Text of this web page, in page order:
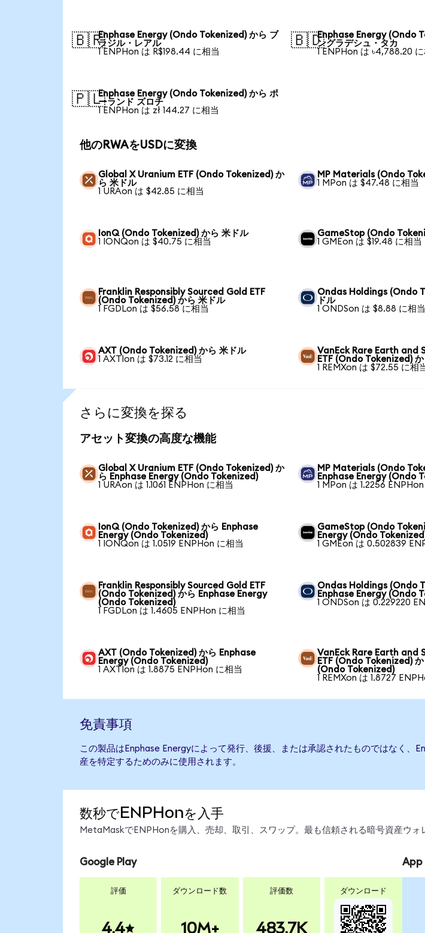
🇧🇷Enphase Energy (Ondo Tokenized) から ブ
ラジル・レアル
1 ENPHon は R$198.44 に相当
🇧🇩Enphase Energy (Ondo
ングラデシュ・タカ
1 ENPHon は ৳4,788.20 に
🇵🇱Enphase Energy (Ondo Tokenized) から ポ
ーランド ズロチ
1 ENPHon は zł 144.27 に相当
他のRWAをUSDに変換
Global X Uranium ETF (Ondo Tokenized) か
ら 米ドル
1 URAon は $42.85 に相当
MP Materials (Ondo
1 MPon は $47.48 に相当
IonQ (Ondo Tokenized) から 米ドル
1 IONQon は $40.75 に相当
GameStop (Ondo
1 GMEon は $19.48 に相当
Franklin Responsibly Sourced Gold ETF
(Ondo Tokenized) から 米ドル
1 FGDLon は $56.58 に相当
Ondas Holdings (Ondo
ドル
1 ONDSon は $8.88 に相当
AXT (Ondo Tokenized) から 米ドル
1 AXTIon は $73.12 に相当
VanEck Rare Earth and
ETF (Ondo Tokenized)
1 REMXon は $72.55 に相
さらに変換を探る
アセット変換の高度な機能
Global X Uranium ETF (Ondo Tokenized) か
ら Enphase Energy (Ondo Tokenized)
1 URAon は 1.1061 ENPHon に相当
MP Materials (Ondo
Enphase Energy (Ondo
1 MPon は 1.2256
IonQ (Ondo Tokenized) から Enphase
Energy (Ondo Tokenized)
1 IONQon は 1.0519 ENPHon に相当
GameStop (Ondo
Energy (Ondo
1 GMEon は 0.502839
Franklin Responsibly Sourced Gold ETF
(Ondo Tokenized) から Enphase Energy
(Ondo Tokenized)
1 FGDLon は 1.4605 ENPHon に相当
Ondas Holdings (Ondo
Enphase Energy (Ondo
1 ONDSon は 0.229220
AXT (Ondo Tokenized) から Enphase
Energy (Ondo Tokenized)
1 AXTIon は 1.8875 ENPHon に相当
VanEck Rare Earth and
ETF (Ondo Tokenized)
(Ondo Tokenized)
1 REMXon は 1.8727
免責事項
この製品はEnphase Energyによって発行、後援、または承認されたものではなく、
産を特定するためのみに使用されます。
数秒でENPHonを入手
MetaMaskでENPHonを購入、売却、取引、スワップ。最も信頼される暗号資産ウォ
Google Play
評価
4.4
ダウンロード数
10M+
評価数
483.7K
ダウンロード
App